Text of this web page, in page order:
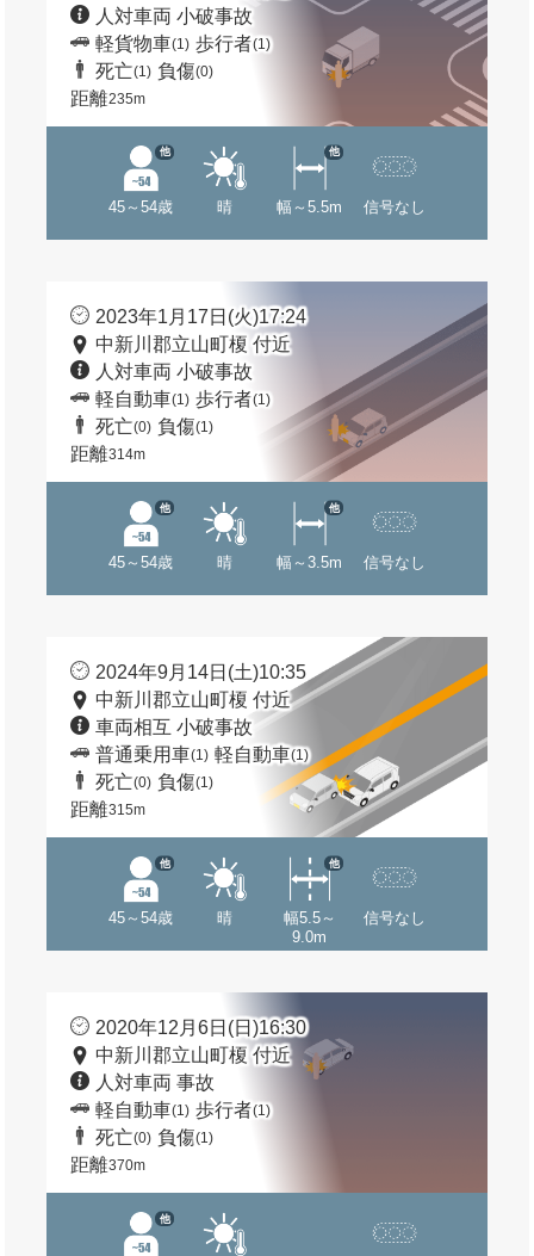
人対車両 小破事故
軽貨物車(1) 歩行者(1)
死亡(1) 負傷(0)
距離235m
45～54歳
他
晴 幅～5.5m
他
信号なし
2023年1月17日(火)17:24
中新川郡立山町榎 付近
人対車両 小破事故
軽自動車(1) 歩行者(1)
死亡(0) 負傷(1)
距離314m
45～54歳
他
晴 幅～3.5m
他
信号なし
2024年9月14日(土)10:35
中新川郡立山町榎 付近
車両相互 小破事故
普通乗用車(1) 軽自動車(1)
死亡(0) 負傷(1)
距離315m
45～54歳
他
晴
幅5.5～
9.0m
他
信号なし
2020年12月6日(日)16:30
中新川郡立山町榎 付近
人対車両 事故
軽自動車(1) 歩行者(1)
死亡(0) 負傷(1)
距離370m
他